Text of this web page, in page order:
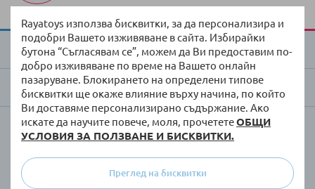
Rayatoys използва бисквитки, за да персонализира и
подобри Вашето изживяване в сайта. Избирайки
бутона “Съгласявам се”, можем да Ви предоставим по-
добро изживяване по време на Вашето онлайн
пазаруване. Блокирането на определени типове
бисквитки ще окаже влияние върху начина, по който
Ви доставяме персонализирано съдържание. Ако
искате да научите повече, моля, прочететеОБЩИ
УСЛОВИЯ ЗА ПОЛЗВАНЕ И БИСКВИТКИ.
Преглед на бисквитки
За Raya Toys
Търговци и клиенти
Обслужване по телефона:
Понеделник - петък, от 9-18 ч.: